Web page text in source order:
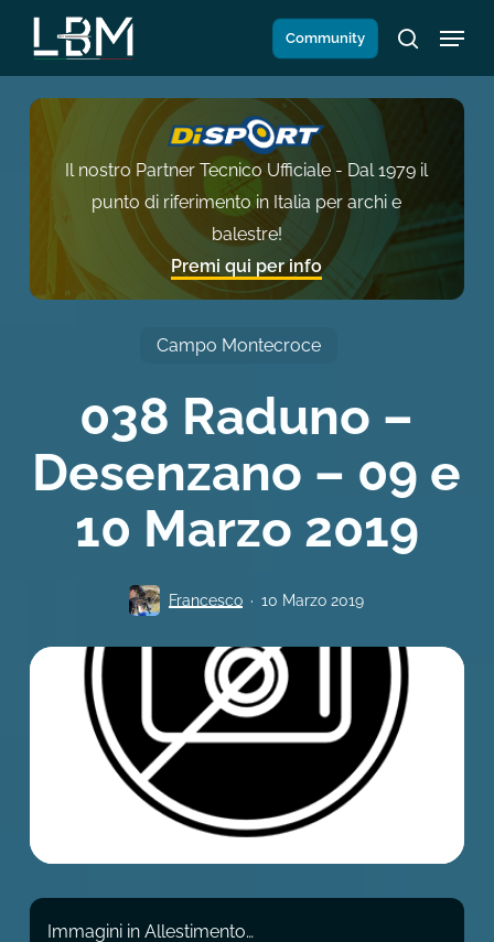
Salta
contenuto
principale
Community
search
Menu
Il nostro Partner Tecnico Ufficiale - Dal 1979 il
punto di riferimento in Italia per archi e
balestre!
Premi qui per info
Campo Montecroce
038 Raduno –
Desenzano – 09 e
10 Marzo 2019
Francesco 10 Marzo 2019
Immagini in Allestimento…